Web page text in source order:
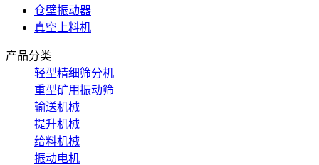
仓壁振动器
真空上料机
产品分类
轻型精细筛分机
重型矿用振动筛
输送机械
提升机械
给料机械
振动电机